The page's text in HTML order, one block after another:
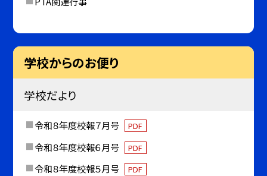
学校からのお便り
学校だより
令和８年度校報７月号 PDF
令和８年度校報６月号 PDF
令和８年度校報５月号 PDF